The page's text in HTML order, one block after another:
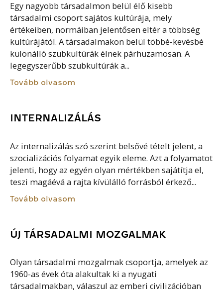
Egy nagyobb társadalmon belül élő kisebb
társadalmi csoport sajátos kultúrája, mely
értékeiben, normáiban jelentősen eltér a többség
kultúrájától. A társadalmakon belül többé-kevésbé
különálló szubkultúrák élnek párhuzamosan. A
legegyszerűbb szubkultúrák a...
Tovább olvasom
INTERNALIZÁLÁS
Az internalizálás szó szerint belsővé tételt jelent, a
szocializációs folyamat egyik eleme. Azt a folyamatot
jelenti, hogy az egyén olyan mértékben sajátítja el,
teszi magáévá a rajta kívülálló forrásból érkező...
Tovább olvasom
ÚJ TÁRSADALMI MOZGALMAK
Olyan társadalmi mozgalmak csoportja, amelyek az
1960-as évek óta alakultak ki a nyugati
társadalmakban, válaszul az emberi civilizációban